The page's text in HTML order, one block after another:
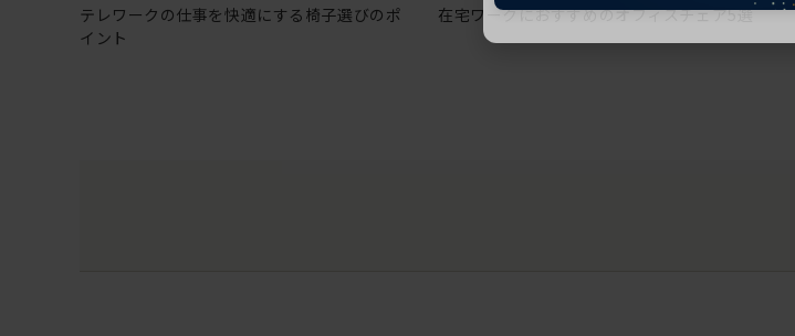
テレワークの仕事を快適にする椅子選びのポ
イント
在宅ワークにおすすめのオフィスチェア5選